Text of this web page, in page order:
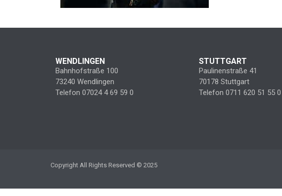
WENDLINGEN
Bahnhofstraße 100
73240 Wendlingen
Telefon 07024 4 69 59 0
STUTTGART
Paulinenstraße 41
70178 Stuttgart
Telefon 0711 620 51 55 0
Copyright All Rights Reserved © 2025